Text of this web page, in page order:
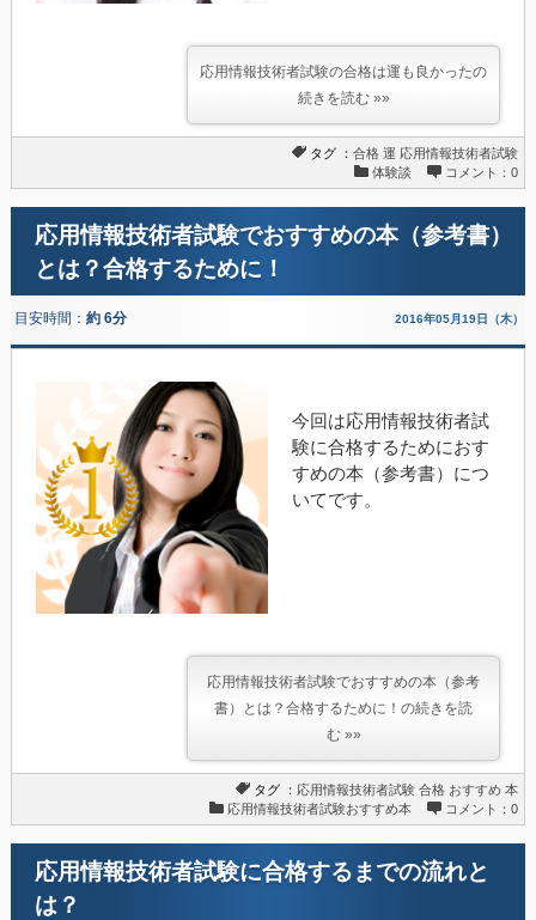
応用情報技術者試験の合格は運も良かったの
続きを読む »»
タグ ：合格 運 応用情報技術者試験
体験談
コメント：0
応用情報技術者試験でおすすめの本（参考書）
とは？合格するために！
目安時間： 約 6分 2016年05月19日（木）
今回は応用情報技術者試
験に合格するためにおす
すめの本（参考書）につ
いてです。
応用情報技術者試験でおすすめの本（参考
書）とは？合格するために！の続きを読
む »»
タグ ： 応用情報技術者試験 合格 おすすめ 本
応用情報技術者試験おすすめ本
コメント：0
応用情報技術者試験に合格するまでの流れと
は？